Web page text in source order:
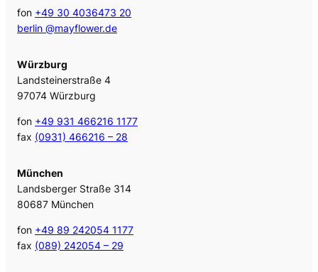
fon +49 30 4036473 20
berlin @mayflower.de
Würzburg
Landsteinerstraße 4
97074 Würzburg
fon +49 931 466216 1177
fax (0931) 466216 – 28
München
Landsberger Straße 314
80687 München
fon +49 89 242054 1177
fax (089) 242054 – 29